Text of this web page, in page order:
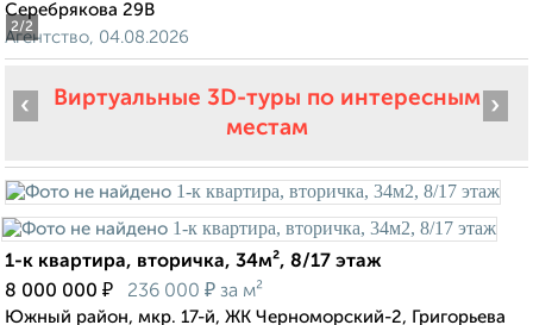
2/2
Серебрякова 29В
Агентство, 04.08.2026
Виртуальные 3D-туры по интересным
местам
‹ ›
1-к квартира, вторичка, 34м², 8/17 этаж
8 000 000 ₽ 236 000 ₽ за м²
Южный район, мкр. 17-й, ЖК Черноморский-2, Григорьева